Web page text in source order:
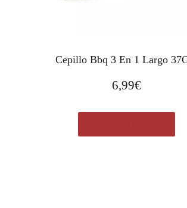
Cepillo Bbq 3 En 1 Largo
6,99€